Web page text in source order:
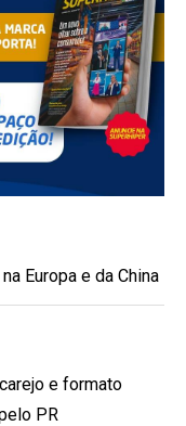
Europa e da China
e formato
PR